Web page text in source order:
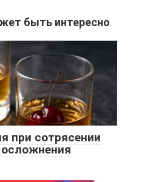
быть интересно
при сотрясении
осложнения